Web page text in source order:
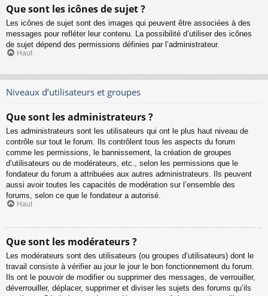
Que sont les icônes de sujet ?
Les icônes de sujet sont des images qui peuvent être associées à des
messages pour refléter leur contenu. La possibilité d’utiliser des icônes
de sujet dépend des permissions définies par l’administrateur.
Haut
Niveaux d’utilisateurs et groupes
Que sont les administrateurs ?
Les administrateurs sont les utilisateurs qui ont le plus haut niveau de
contrôle sur tout le forum. Ils contrôlent tous les aspects du forum
comme les permissions, le bannissement, la création de groupes
d’utilisateurs ou de modérateurs, etc., selon les permissions que le
fondateur du forum a attribuées aux autres administrateurs. Ils peuvent
aussi avoir toutes les capacités de modération sur l’ensemble des
forums, selon ce que le fondateur a autorisé.
Haut
Que sont les modérateurs ?
Les modérateurs sont des utilisateurs (ou groupes d’utilisateurs) dont le
travail consiste à vérifier au jour le jour le bon fonctionnement du forum.
Ils ont le pouvoir de modifier ou supprimer des messages, de verrouiller,
déverrouiller, déplacer, supprimer et diviser les sujets des forums qu’ils